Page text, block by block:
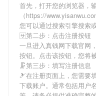
首先，打开您的浏览器，
（https://
您可以通过搜索引擎搜索
🈂第二步：点击注册按钮
一旦进入真钱网下载官网
按钮。点击该按钮，您将
🗜第三步：填写注册信息
🎿在注册页面上，您需要
下载账户。通常包括用户